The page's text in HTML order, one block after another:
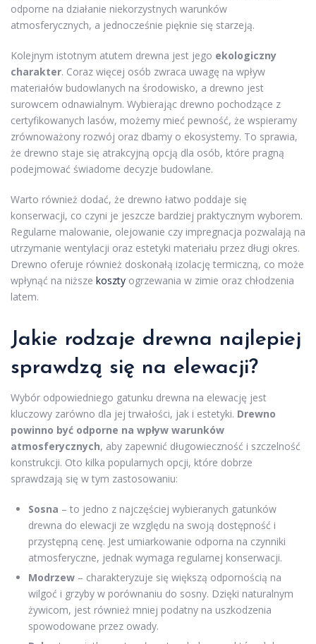
odporne na działanie niekorzystnych warunków
atmosferycznych, a jednocześnie pięknie się starzeją.
Kolejnym istotnym atutem drewna jest jego ekologiczny
charakter. Coraz więcej osób zwraca uwagę na wpływ
materiałów budowlanych na środowisko, a drewno jest
surowcem odnawialnym. Wybierając drewno pochodzące z
certyfikowanych lasów, możemy mieć pewność, że wspieramy
zrównoważony rozwój oraz dbamy o ekosystemy. To sprawia,
że drewno staje się atrakcyjną opcją dla osób, które pragną
podejmować świadome decyzje budowlane.
Warto również dodać, że drewno łatwo poddaje się
konserwacji, co czyni je jeszcze bardziej praktycznym wyborem.
Regularne malowanie, olejowanie czy impregnacja pozwalają na
utrzymanie wentylacji oraz estetyki materiału przez długi okres.
Drewno oferuje również doskonałą izolację termiczną, co może
wpłynąć na niższe koszty ogrzewania w zimie oraz chłodzenia
latem.
Jakie rodzaje drewna najlepiej
sprawdzą się na elewacji?
Wybór odpowiedniego gatunku drewna na elewację jest
kluczowy zarówno dla jej trwałości, jak i estetyki. Drewno
powinno być odporne na wpływ warunków
atmosferycznych, aby zapewnić długowieczność i szczelność
konstrukcji. Oto kilka popularnych opcji, które dobrze
sprawdzają się w tym zastosowaniu:
Sosna – to jedno z najczęściej wybieranych gatunków
drewna do elewacji ze względu na swoją dostępność i
przystępną cenę. Jest umiarkowanie odporna na czynniki
atmosferyczne, jednak wymaga regularnej konserwacji.
Modrzew – charakteryzuje się większą odpornością na
wilgoć i grzyby w porównaniu do sosny. Dzięki naturalnym
żywicom, jest również mniej podatny na uszkodzenia
spowodowane przez owady.